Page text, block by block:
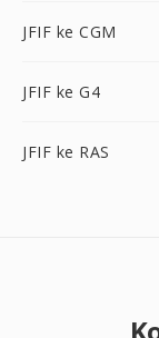
JFIF ke CGM
JFIF ke G4
JFIF ke RAS